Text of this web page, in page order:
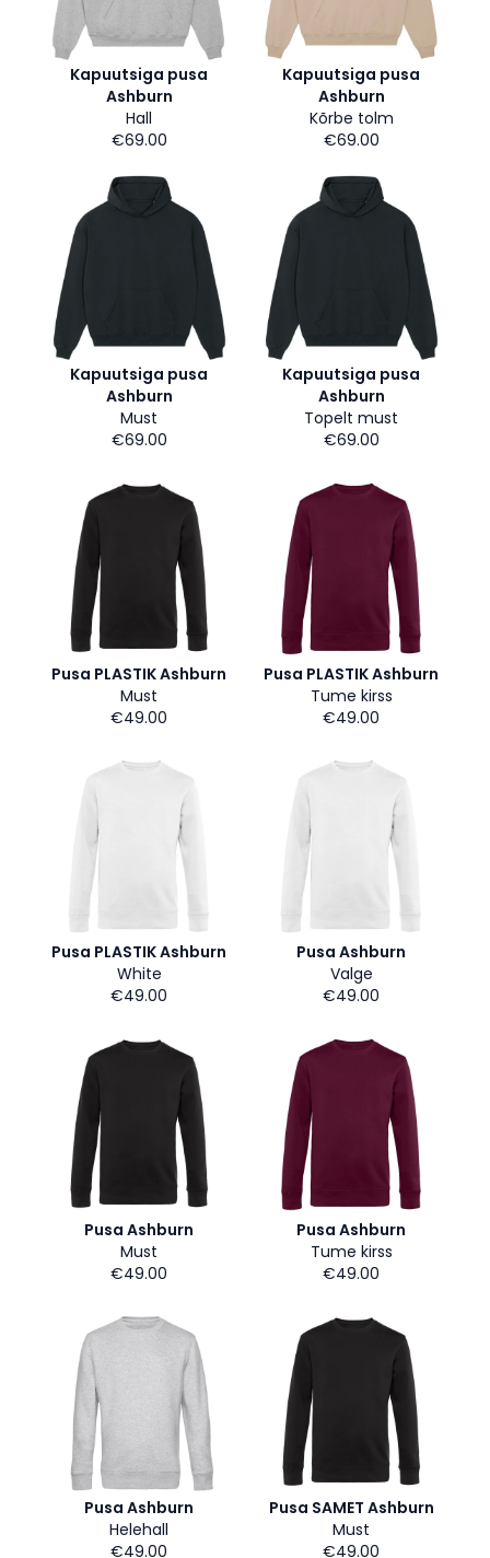
Kapuutsiga pusa
Ashburn
Hall
€69.00
Kapuutsiga pusa
Ashburn
Kõrbe tolm
€69.00
Kapuutsiga pusa
Ashburn
Must
€69.00
Kapuutsiga pusa
Ashburn
Topelt must
€69.00
Pusa PLASTIK Ashburn
Must
€49.00
Pusa PLASTIK Ashburn
Tume kirss
€49.00
Pusa PLASTIK Ashburn
White
€49.00
Pusa Ashburn
Valge
€49.00
Pusa Ashburn
Must
€49.00
Pusa Ashburn
Tume kirss
€49.00
Pusa Ashburn
Helehall
€49.00
Pusa SAMET Ashburn
Must
€49.00